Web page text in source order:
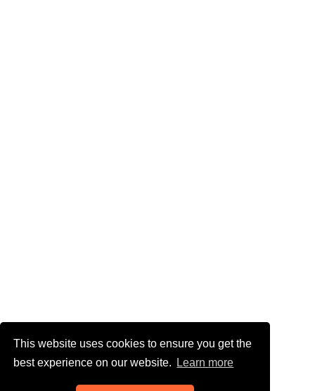
This website uses cookies to ensure you get the
best experience on our website.
Learn more